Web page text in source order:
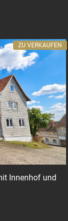
Innenhof und
ZU VERKAUFEN